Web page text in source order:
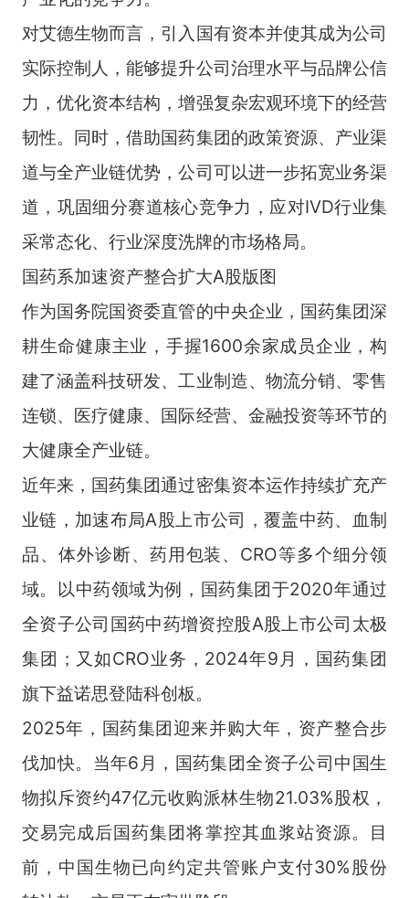
对艾德生物而言，引入国有资本并使其成为公司
实际控制人，能够提升公司治理水平与品牌公信
力，优化资本结构，增强复杂宏观环境下的经营
韧性。同时，借助国药集团的政策资源、产业渠
道与全产业链优势，公司可以进一步拓宽业务渠
道，巩固细分赛道核心竞争力，应对IVD行业集
采常态化、行业深度洗牌的市场格局。
国药系加速资产整合扩大A股版图
作为国务院国资委直管的中央企业，国药集团深
耕生命健康主业，手握1600余家成员企业，构
建了涵盖科技研发、工业制造、物流分销、零售
连锁、医疗健康、国际经营、金融投资等环节的
大健康全产业链。
近年来，国药集团通过密集资本运作持续扩充产
业链，加速布局A股上市公司，覆盖中药、血制
品、体外诊断、药用包装、CRO等多个细分领
域。以中药领域为例，国药集团于2020年通过
全资子公司国药中药增资控股A股上市公司太极
集团；又如CRO业务，2024年9月，国药集团
旗下益诺思登陆科创板。
2025年，国药集团迎来并购大年，资产整合步
伐加快。当年6月，国药集团全资子公司中国生
物拟斥资约47亿元收购派林生物21.03%股权，
交易完成后国药集团将掌控其血浆站资源。目
前，中国生物已向约定共管账户支付30%股份